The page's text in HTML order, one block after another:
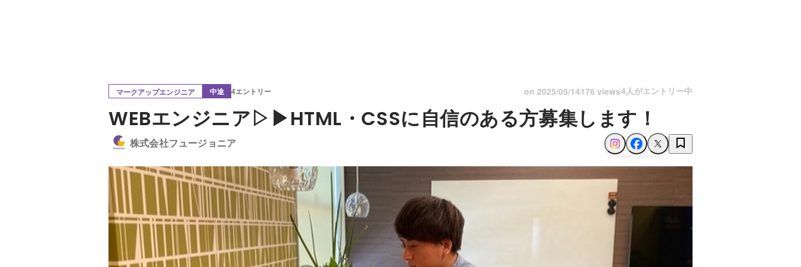
マークアップエンジニア 中途 4エントリー on 2025/05/14176 views4人がエントリー中
WEBエンジニア▷▶HTML・CSSに自信のある方募集します！
株式会社フュージョニア